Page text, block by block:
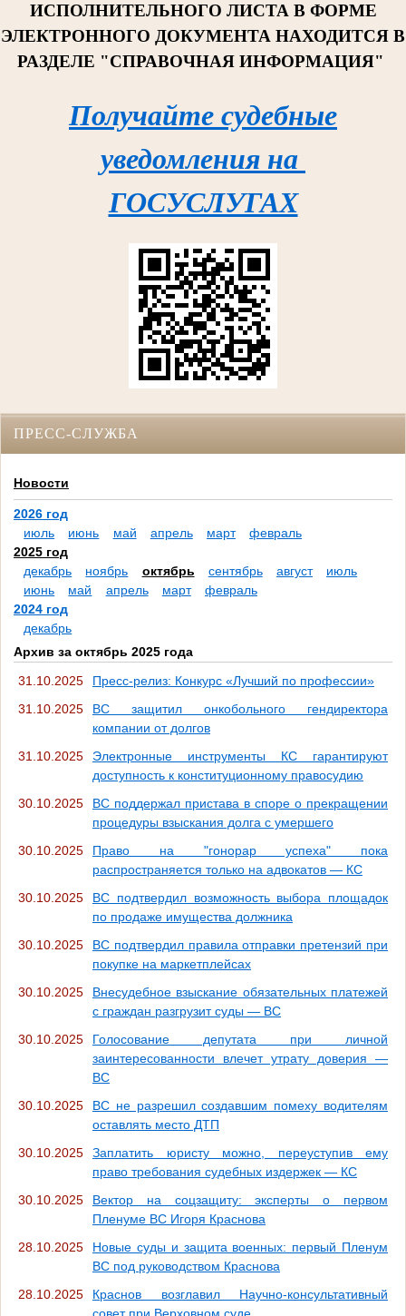
ИСПОЛНИТЕЛЬНОГО ЛИСТА В ФОРМЕ
ЭЛЕКТРОННОГО ДОКУМЕНТА НАХОДИТСЯ В
РАЗДЕЛЕ "СПРАВОЧНАЯ ИНФОРМАЦИЯ"
Получайте судебные
уведомления на
ГОСУСЛУГАХ
ПРЕСС-СЛУЖБА
Новости
2026 год
июль
июнь май апрель март
февраль
2025 год
декабрь
ноябрь октябрь сентябрь август
июль
июнь
май апрель март
февраль
2024 год
декабрь
Архив за октябрь 2025 года
31.10.2025
Пресс-релиз: Конкурс «Лучший по профессии»
31.10.2025
ВС защитил онкобольного гендиректора
компании от долгов
31.10.2025
Электронные инструменты КС гарантируют
доступность к конституционному правосудию
30.10.2025
ВС поддержал пристава в споре о прекращении
процедуры взыскания долга с умершего
30.10.2025
Право на "гонорар успеха" пока
распространяется только на адвокатов — КС
30.10.2025
ВС подтвердил возможность выбора площадок
по продаже имущества должника
30.10.2025
ВС подтвердил правила отправки претензий при
покупке на маркетплейсах
30.10.2025
Внесудебное взыскание обязательных платежей
с граждан разгрузит суды — ВС
30.10.2025
Голосование депутата при личной
заинтересованности влечет утрату доверия —
ВС
30.10.2025
ВС не разрешил создавшим помеху водителям
оставлять место ДТП
30.10.2025
Заплатить юристу можно, переуступив ему
право требования судебных издержек — КС
30.10.2025
Вектор на соцзащиту: эксперты о первом
Пленуме ВС Игоря Краснова
28.10.2025
Новые суды и защита военных: первый Пленум
ВС под руководством Краснова
28.10.2025
Краснов возглавил Научно-консультативный